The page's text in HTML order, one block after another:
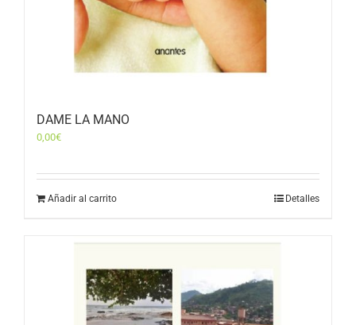
DAME LA MANO
0,00€
Añadir al carrito Detalles